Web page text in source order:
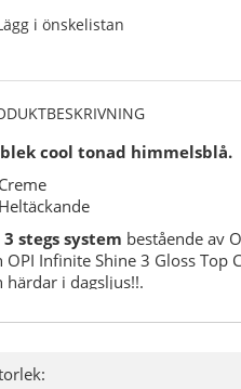
i önskelistan
blek cool tonad himmelsblå.
Creme
Heltäckande
stegs system bestående av
OPI Infinite Shine 3 Gloss
härdar i dagsljus!!.
OPI NAS 99
- En grundlig